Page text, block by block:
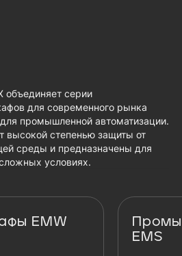
объединяет серии
для современного рынка
промышленной автоматизации.
высокой степенью защиты от
среды и предназначены для
условиях.
EMW
EMS